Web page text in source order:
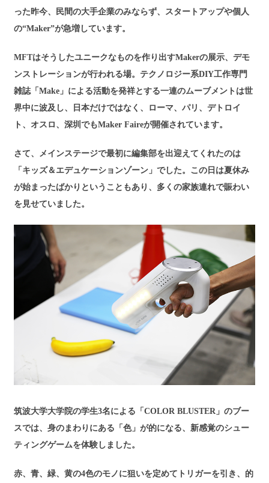
った昨今、民間の大手企業のみならず、スタートアップや個人
の“Maker”が急増しています。
MFTはそうしたユニークなものを作り出すMakerの展示、デモ
ンストレーションが行われる場。テクノロジー系DIY工作専門
雑誌「Make」による活動を発祥とする一連のムーブメントは世
界中に波及し、日本だけではなく、ローマ、パリ、デトロイ
ト、オスロ、深圳でもMaker Faireが開催されています。
さて、メインステージで最初に編集部を出迎えてくれたのは
「キッズ＆エデュケーションゾーン」でした。この日は夏休み
が始まったばかりということもあり、多くの家族連れで賑わい
を見せていました。
筑波大学大学院の学生3名による「COLOR BLUSTER」のブー
スでは、身のまわりにある「色」が的になる、新感覚のシュー
ティングゲームを体験しました。
赤、青、緑、黄の4色のモノに狙いを定めてトリガーを引き、的